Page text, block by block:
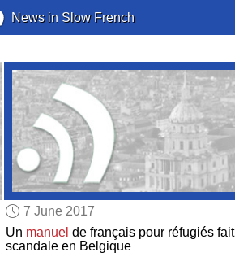
News in Slow French
7 June 2017
Un manuel de français pour réfugiés fait
scandale en Belgique